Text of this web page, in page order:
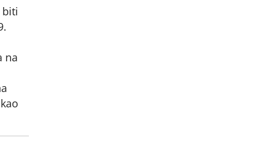
biti
na